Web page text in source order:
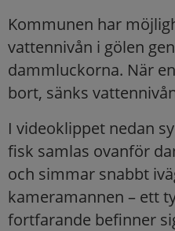
Kommunen har
vattennivån i gölen
dammluckorna. När
bort, sänks
I videoklippet nedan
fisk samlas ovanför
och simmar snabbt
kameramannen – ett
fortfarande befinner